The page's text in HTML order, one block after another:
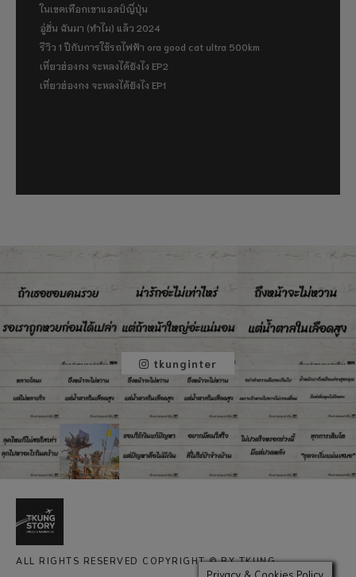
ในเขตเทือกเขาแอลป์ญี่ปุ่น
อู่ฮั่น ฉันมา (ทำไม) แล้ว 2024
รีวิว 1 ปีกับการใช้รถไฟฟ้า ora good cat ultra 500km
เที่ยวฮ่องกง จะหลงได้ยังไง EP2
เที่ยวฮ่องกง จะหลงได้ยังไง EP1
tkunginter
ALL RIGHTS RESERVED COPYRIGHT © BY TKUNG
Privacy & Cookies Policy